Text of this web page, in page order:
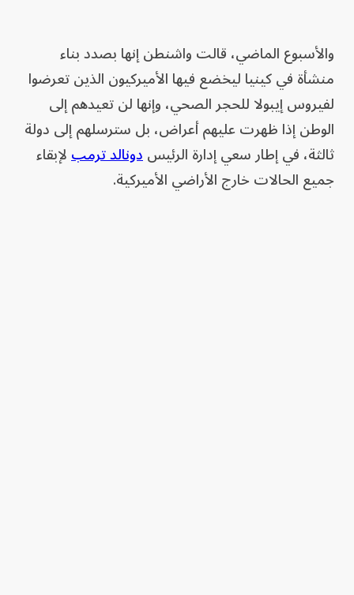
والأسبوع الماضي، قالت واشنطن إنها بصدد بناء
منشأة في كينيا ليخضع فيها الأميركيون الذين تعرضوا
لفيروس إيبولا للحجر الصحي، وإنها لن تعيدهم إلى
الوطن إذا ظهرت عليهم أعراض، بل سترسلهم إلى دولة
ثالثة، في إطار سعي إدارة الرئيسدونالد ترمبلإبقاء
جميع الحالات خارج الأراضي الأميركية.